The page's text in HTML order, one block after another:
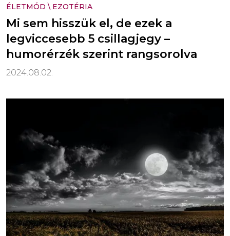
ÉLETMÓD \ EZOTÉRIA
Mi sem hisszük el, de ezek a
legviccesebb 5 csillagjegy –
humorérzék szerint rangsorolva
2024.08.02.